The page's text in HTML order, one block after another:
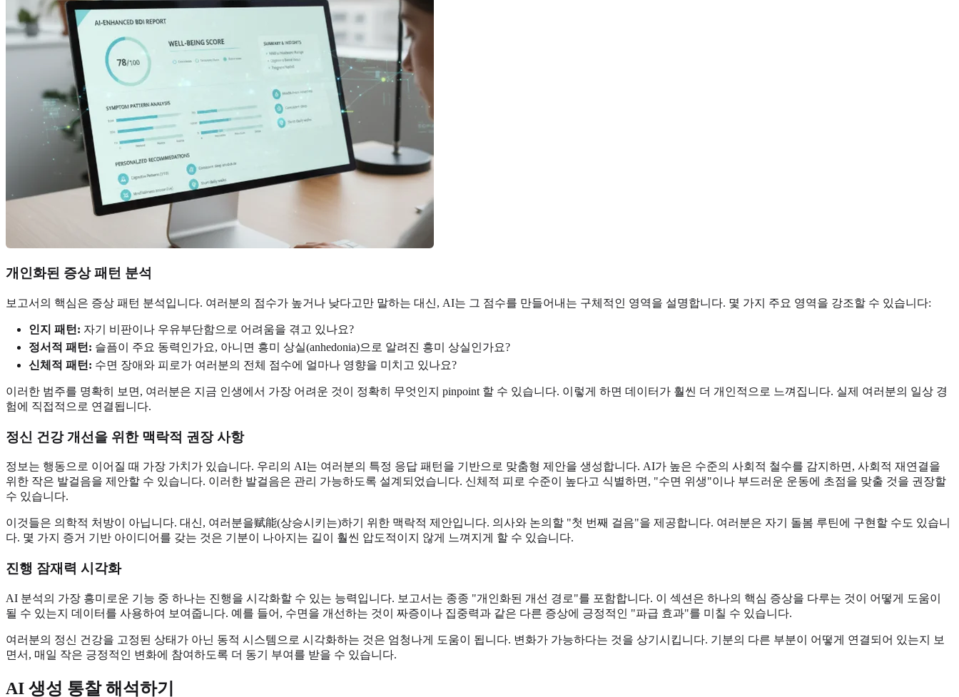
개인화된 증상 패턴 분석
보고서의 핵심은 증상 패턴 분석입니다. 여러분의 점수가 높거나 낮다고만 말하는 대신, AI는 그 점수를 만들어내는 구체적인 영역을 설명합니다. 몇 가지 주요 영역을 강조할 수 있습니다:
인지 패턴: 자기 비판이나 우유부단함으로 어려움을 겪고 있나요?
정서적 패턴: 슬픔이 주요 동력인가요, 아니면 흥미 상실(anhedonia)으로 알려진 흥미 상실인가요?
신체적 패턴: 수면 장애와 피로가 여러분의 전체 점수에 얼마나 영향을 미치고 있나요?
이러한 범주를 명확히 보면, 여러분은 지금 인생에서 가장 어려운 것이 정확히 무엇인지 pinpoint 할 수 있습니다. 이렇게 하면 데이터가 훨씬 더 개인적으로 느껴집니다. 실제 여러분의 일상 경
험에 직접적으로 연결됩니다.
정신 건강 개선을 위한 맥락적 권장 사항
정보는 행동으로 이어질 때 가장 가치가 있습니다. 우리의 AI는 여러분의 특정 응답 패턴을 기반으로 맞춤형 제안을 생성합니다. AI가 높은 수준의 사회적 철수를 감지하면, 사회적 재연결을
위한 작은 발걸음을 제안할 수 있습니다. 이러한 발걸음은 관리 가능하도록 설계되었습니다. 신체적 피로 수준이 높다고 식별하면, "수면 위생"이나 부드러운 운동에 초점을 맞출 것을 권장할
수 있습니다.
이것들은 의학적 처방이 아닙니다. 대신, 여러분을赋能(상승시키는)하기 위한 맥락적 제안입니다. 의사와 논의할 "첫 번째 걸음"을 제공합니다. 여러분은 자기 돌봄 루틴에 구현할 수도 있습니
다. 몇 가지 증거 기반 아이디어를 갖는 것은 기분이 나아지는 길이 훨씬 압도적이지 않게 느껴지게 할 수 있습니다.
진행 잠재력 시각화
AI 분석의 가장 흥미로운 기능 중 하나는 진행을 시각화할 수 있는 능력입니다. 보고서는 종종 "개인화된 개선 경로"를 포함합니다. 이 섹션은 하나의 핵심 증상을 다루는 것이 어떻게 도움이
될 수 있는지 데이터를 사용하여 보여줍니다. 예를 들어, 수면을 개선하는 것이 짜증이나 집중력과 같은 다른 증상에 긍정적인 "파급 효과"를 미칠 수 있습니다.
여러분의 정신 건강을 고정된 상태가 아닌 동적 시스템으로 시각화하는 것은 엄청나게 도움이 됩니다. 변화가 가능하다는 것을 상기시킵니다. 기분의 다른 부분이 어떻게 연결되어 있는지 보
면서, 매일 작은 긍정적인 변화에 참여하도록 더 동기 부여를 받을 수 있습니다.
AI 생성 통찰 해석하기